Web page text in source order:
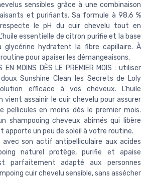
sensibles grâce à une combinaison
et purifiants. Sa formule à 98,6 %
respecte le pH du cuir chevelu tout en
essentielle de citron purifie et la base
hydratent la fibre capillaire. À
pour apaiser les démangeaisons.
EN MOINS DÈS LE PREMIER MOIS : utiliser
Sunshine Clean les Secrets de Loly
efficace à vos cheveux. L’huile
vient assainir le cuir chevelu pour assurer
pellicules en moins dès le premier mois.
shampooing cheveux abîmés qui libère
apporte un peu de soleil à votre routine.
: avec son actif antipelliculaire aux acides
naturel protège, purifie et apaise
parfaitement adapté aux personnes
cuir chevelu sensible, sans assécher